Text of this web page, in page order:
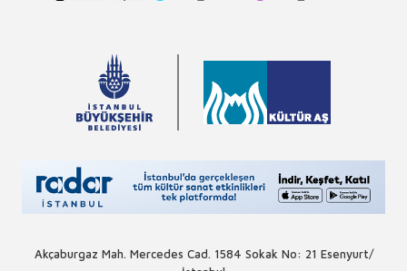
Akçaburgaz Mah. Mercedes Cad. 1584 Sokak No: 21 Esenyurt/